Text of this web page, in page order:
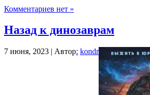
Комментариев нет »
Назад к динозаврам
7 июня, 2023 | Автор: kondr